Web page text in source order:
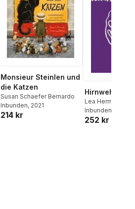
Monsieur Steinlen und
die Katzen
Susan Schaefer Bernardo
Inbunden, 2021
214 kr
Hirnweh
Lea Hermann
Inbunden
252 kr